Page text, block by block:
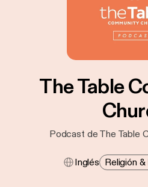
The Table
Podcast de The Table
Inglés Religión